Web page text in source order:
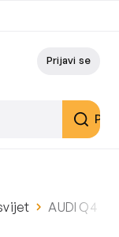
Prijavi se
AUDI Q4